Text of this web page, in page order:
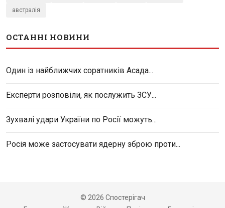
австралія
ОСТАННІ НОВИНИ
Один із найближчих соратників Асада...
Експерти розповіли, як послужить ЗСУ...
Зухвалі удари України по Росії можуть...
Росія може застосувати ядерну зброю проти...
© 2026 Спостерігач